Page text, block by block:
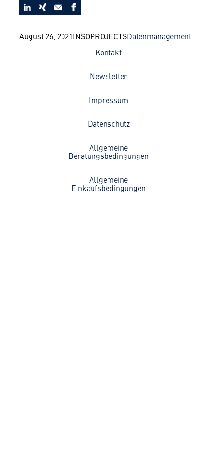
August 26, 2021INSOPROJECTSDatenmanagement
Kontakt
Newsletter
Impressum
Datenschutz
Allgemeine
Beratungsbedingungen
Allgemeine
Einkaufsbedingungen